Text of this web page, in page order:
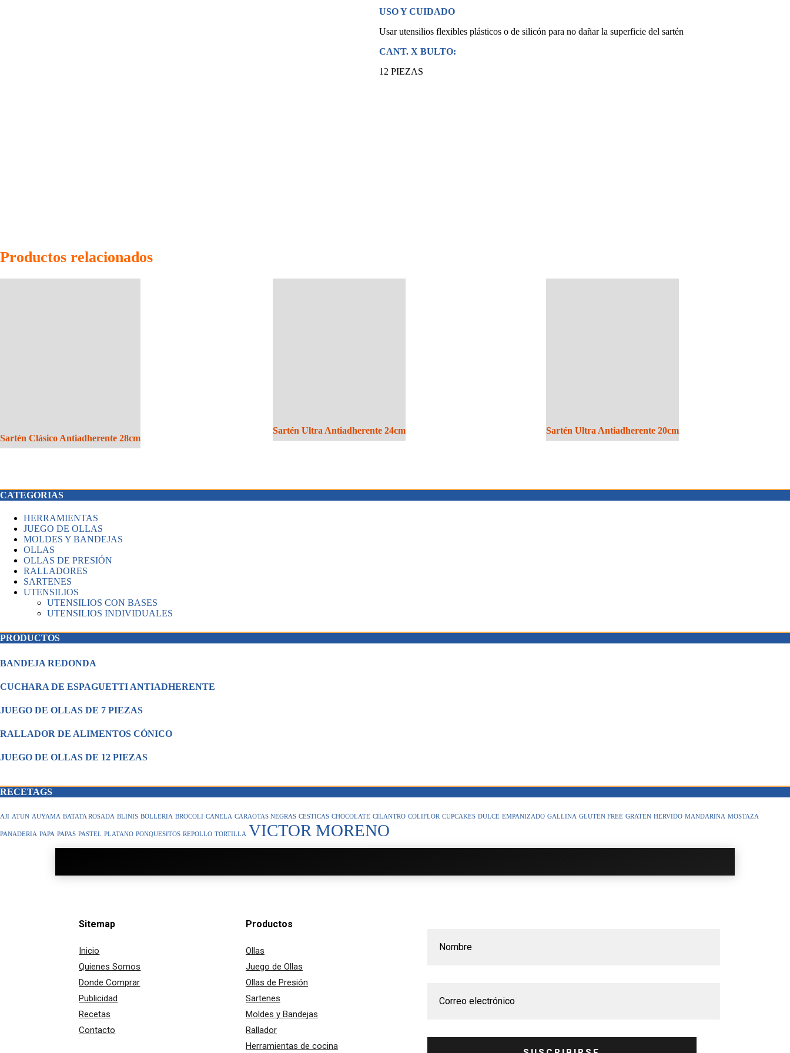
USO Y CUIDADO
Usar utensilios flexibles plásticos o de silicón para no dañar la superficie del sartén
CANT. X BULTO:
12 PIEZAS
Productos relacionados
Sartén Clásico Antiadherente 28cm
Sartén Ultra Antiadherente 24cm Sartén Ultra Antiadherente 20cm
CATEGORIAS
HERRAMIENTAS
JUEGO DE OLLAS
MOLDES Y BANDEJAS
OLLAS
OLLAS DE PRESIÓN
RALLADORES
SARTENES
UTENSILIOS
UTENSILIOS CON BASES
UTENSILIOS INDIVIDUALES
PRODUCTOS
BANDEJA REDONDA
CUCHARA DE ESPAGUETTI ANTIADHERENTE
JUEGO DE OLLAS DE 7 PIEZAS
RALLADOR DE ALIMENTOS CÓNICO
JUEGO DE OLLAS DE 12 PIEZAS
RECETAGS
AJI ATUN AUYAMA BATATA ROSADA BLINIS BOLLERIA BROCOLI CANELA CARAOTAS NEGRAS CESTICAS CHOCOLATE CILANTRO COLIFLOR CUPCAKES DULCE EMPANIZADO GALLINA GLUTEN FREE GRATEN HERVIDO MANDARINA MOSTAZA
PANADERIA PAPA PAPAS PASTEL PLATANO PONQUESITOS REPOLLO TORTILLA VICTOR MORENO
Sitemap
Inicio
Quienes Somos
Donde Comprar
Publicidad
Recetas
Contacto
Productos
Ollas
Juego de Ollas
Ollas de Presión
Sartenes
Moldes y Bandejas
Rallador
Herramientas de cocina